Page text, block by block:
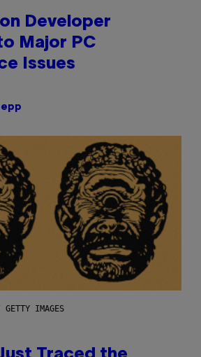
Developer
Major PC
Issues
IMAGES